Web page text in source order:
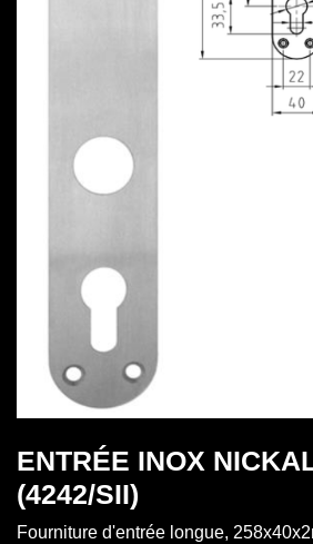
ENTRÉE INOX
(4242/SII)
Fourniture d'entrée longue,